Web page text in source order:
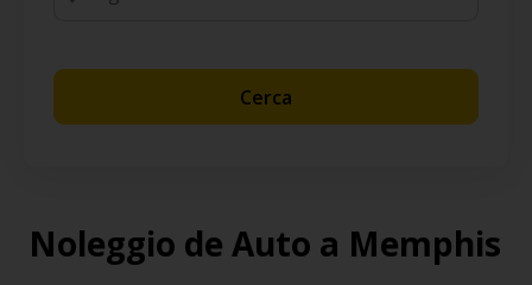
Cerca
Noleggio de Auto a Memphis